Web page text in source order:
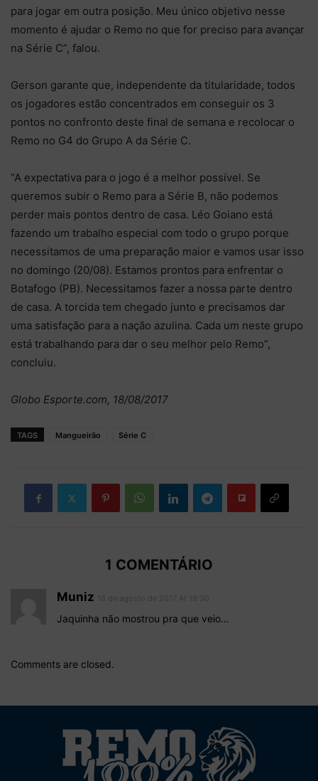
para jogar em outra posição. Meu único objetivo nesse
momento é ajudar o Remo no que for preciso para avançar
na Série C”, falou.
Gerson garante que, independente da titularidade, todos
os jogadores estão concentrados em conseguir os 3
pontos no confronto deste final de semana e recolocar o
Remo no G4 do Grupo A da Série C.
“A expectativa para o jogo é a melhor possível. Se
queremos subir o Remo para a Série B, não podemos
perder mais pontos dentro de casa. Léo Goiano está
fazendo um trabalho especial com todo o grupo porque
necessitamos de uma preparação maior e vamos usar isso
no domingo (20/08). Estamos prontos para enfrentar o
Botafogo (PB). Necessitamos fazer a nossa parte dentro
de casa. A torcida tem chegado junto e precisamos dar
uma satisfação para a nação azulina. Cada um neste grupo
está trabalhando para dar o seu melhor pelo Remo”,
concluiu.
Globo Esporte.com, 18/08/2017
TAGS Mangueirão Série C
1 COMENTÁRIO
Muniz
Jaquinha não mostrou pra que veio…
Comments are closed.